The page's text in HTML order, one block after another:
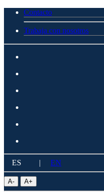
Contacto
Trabaja con nosotros
ES | EN
A- A+